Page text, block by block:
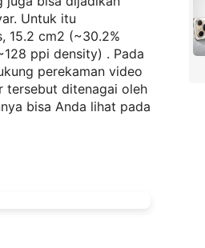
Untuk itu
15.2 cm2 (~30.2%
ppi density) . Pada
perekaman video
tersebut ditenagai oleh
bisa Anda lihat pada